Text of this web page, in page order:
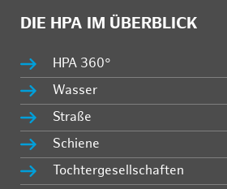
DIE HPA IM ÜBERBLICK
HPA 360°
Wasser
Straße
Schiene
Tochtergesellschaften